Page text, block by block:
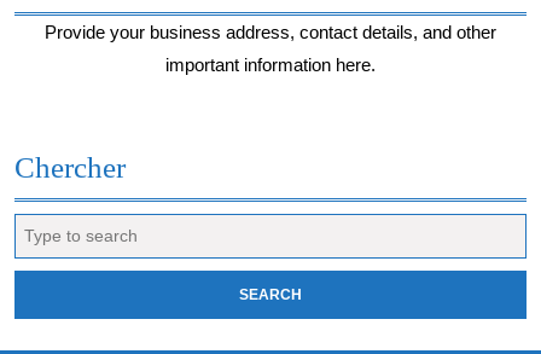
Provide your business address, contact details, and other
important information here.
Chercher
for: